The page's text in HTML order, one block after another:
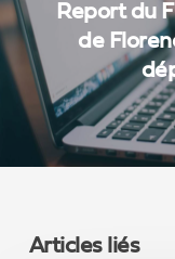
Report du
de
Articles liés